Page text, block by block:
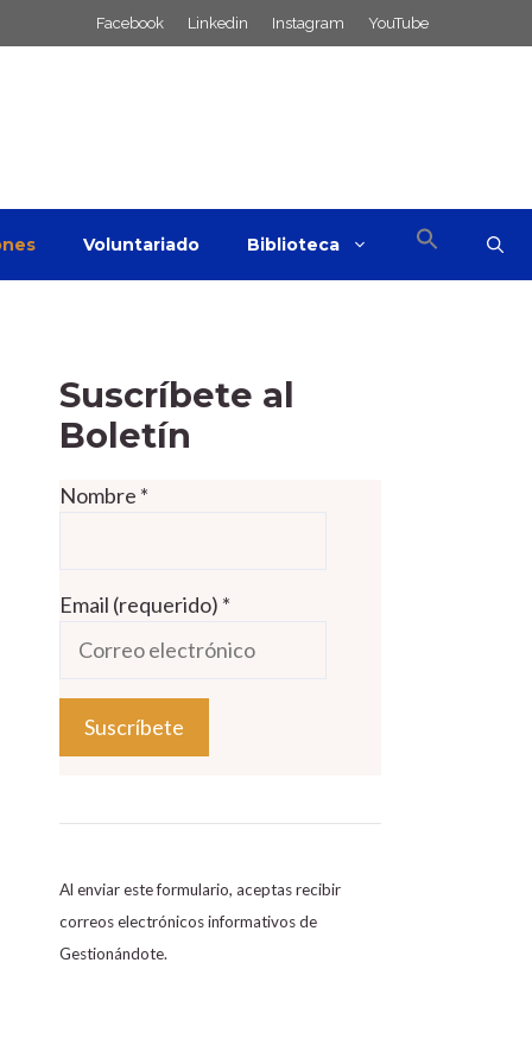
Facebook Linkedin Instagram YouTube
Voluntariado Biblioteca
Suscríbete al
Boletín
Nombre *
Email (requerido) *
o
s
t
a
Al enviar este formulario, aceptas recibir
correos electrónicos informativos de
Gestionándote.